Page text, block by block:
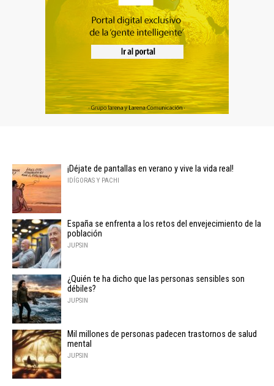
¡Déjate de pantallas en verano y vive la vida real!
IDÍGORAS Y PACHI
España se enfrenta a los retos del envejecimiento de la
población
JUPSIN
¿Quién te ha dicho que las personas sensibles son
débiles?
JUPSIN
Mil millones de personas padecen trastornos de salud
mental
JUPSIN